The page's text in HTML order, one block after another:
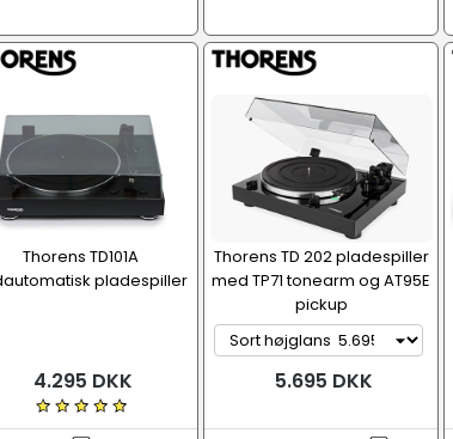
Thorens TD101A
pladespiller
4.295 DKK
Thorens TD 202 pladespiller
med TP71 tonearm og AT95E
pickup
5.695 DKK